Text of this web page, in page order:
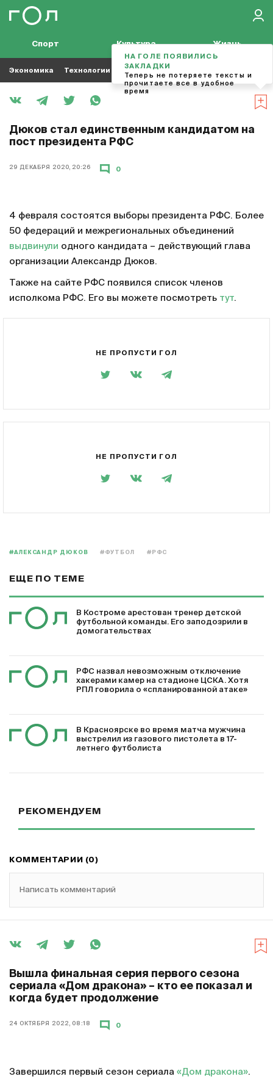
Спорт Культура Жизнь
Экономика Технологии Кино Футбол
Дюков стал единственным кандидатом на
пост президента РФС
29 ДЕКАБРЯ 2020, 20:26 0
4 февраля состоятся выборы президента РФС. Более
50 федераций и межрегиональных объединений
выдвинули одного кандидата – действующий глава
организации Александр Дюков.
Также на сайте РФС появился список членов
исполкома РФС. Его вы можете посмотреть тут.
НЕ ПРОПУСТИ ГОЛ
НЕ ПРОПУСТИ ГОЛ
#АЛЕКСАНДР ДЮКОВ #ФУТБОЛ #РФС
ЕЩЕ ПО ТЕМЕ
В Костроме арестован тренер детской
футбольной команды. Его заподозрили в
домогательствах
РФС назвал невозможным отключение
хакерами камер на стадионе ЦСКА. Хотя
РПЛ говорила о «спланированной атаке»
В Красноярске во время матча мужчина
выстрелил из газового пистолета в 17-
летнего футболиста
РЕКОМЕНДУЕМ
КОММЕНТАРИИ (0)
Написать комментарий
Вышла финальная серия первого сезона
сериала «Дом дракона» – кто ее показал и
когда будет продолжение
24 ОКТЯБРЯ 2022, 08:18 0
Завершился первый сезон сериала «Дом дракона».
НА ГОЛЕ ПОЯВИЛИСЬ
ЗАКЛАДКИ
Теперь не потеряете тексты и
прочитаете все в удобное
время